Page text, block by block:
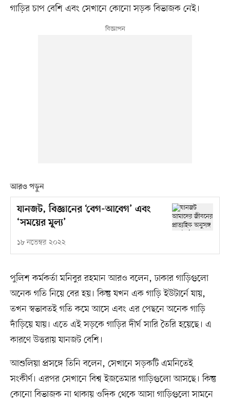
গাড়ির চাপ বেশি এবং সেখানে কোনো সড়ক বিভাজক নেই।
আরও পড়ুন
যানজট, বিজ্ঞানের ‘বেগ-আবেগ’ এবং
‘সময়ের মূল্য’
১৮ নভেম্বর ২০২২
পুলিশ কর্মকর্তা মনিবুর রহমান আরও বলেন, ঢাকার গাড়িগুলো
অনেক গতি নিয়ে বের হয়। কিন্তু যখন এক গাড়ি ইউটার্নে যায়,
তখন স্বভাবতই গতি কমে আসে এবং এর পেছনে অনেক গাড়ি
দাঁড়িয়ে যায়। এতে এই সড়কে গাড়ির দীর্ঘ সারি তৈরি হয়েছে। এ
কারণে উত্তরায় যানজট বেশি।
আশুলিয়া প্রসঙ্গে তিনি বলেন, সেখানে সড়কটি এমনিতেই
সংকীর্ণ। এরপর সেখানে বিশ্ব ইজতেমার গাড়িগুলো আসছে। কিন্তু
কোনো বিভাজক না থাকায় ওদিক থেকে আসা গাড়িগুলো সামনে